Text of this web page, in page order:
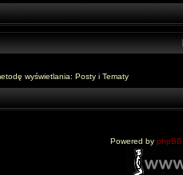
wyświetlania: Posty i Tematy
Powered by phpBB